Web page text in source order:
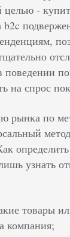
-
b2c
на спрос
рынка по
узнать
товары
компания;